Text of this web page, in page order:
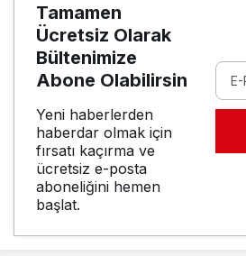
Tamamen
Ücretsiz Olarak
Bültenimize
Abone Olabilirsin
Yeni haberlerden
haberdar olmak için
fırsatı kaçırma ve
ücretsiz e-posta
aboneliğini hemen
başlat.